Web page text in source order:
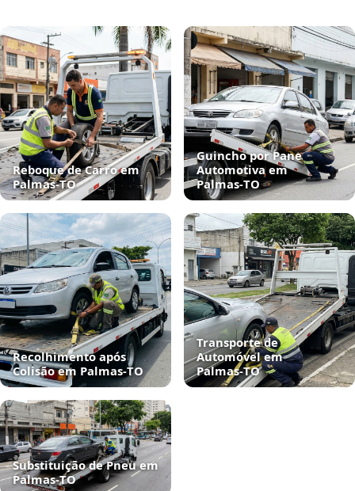
Reboque de Carro em
Palmas‑TO
Guincho por Pane
Automotiva em
Palmas‑TO
Recolhimento após
Colisão em Palmas‑TO
Transporte de
Automóvel em
Palmas‑TO
Substituição de Pneu em
Palmas‑TO